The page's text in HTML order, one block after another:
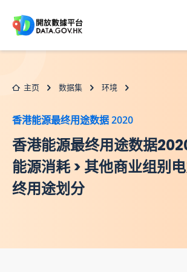
主页 数据集 环境
香港能源最终用途数据 2020
香港能源最终用途数据
能源消耗 > 其他商业组别
终用途划分